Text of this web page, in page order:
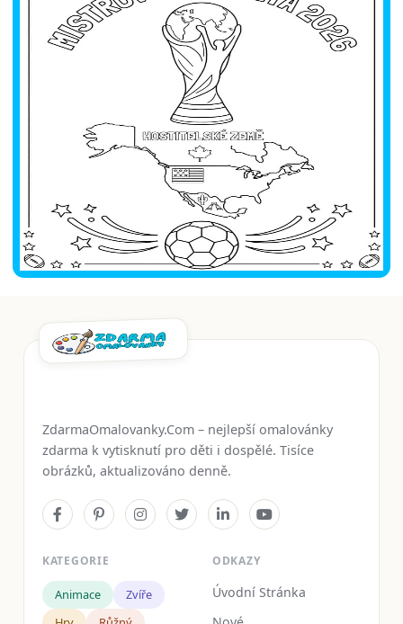
ZdarmaOmalovanky.Com – nejlepší omalovánky
zdarma k vytisknutí pro děti i dospělé. Tisíce
obrázků, aktualizováno denně.
KATEGORIE
Animace
Zvíře
ODKAZY
Úvodní Stránka